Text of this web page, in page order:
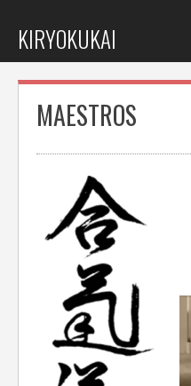
contentKIRYOKUKAI
MAESTROS